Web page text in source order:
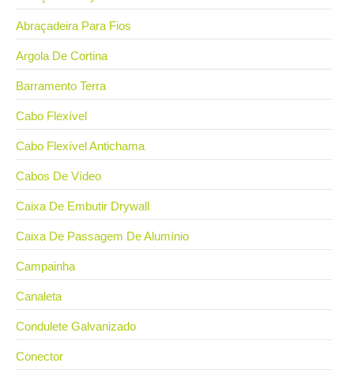
Abraçadeira Para Fios
Argola De Cortina
Barramento Terra
Cabo Flexível
Cabo Flexível Antichama
Cabos De Vídeo
Caixa De Embutir Drywall
Caixa De Passagem De Alumínio
Campainha
Canaleta
Condulete Galvanizado
Conector